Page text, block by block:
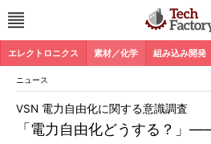
エレクトロニクス 素材／化学 組み込み開発
ニュース
「電力自由化どうする？」
VSN 電力自由化に関する意識調査